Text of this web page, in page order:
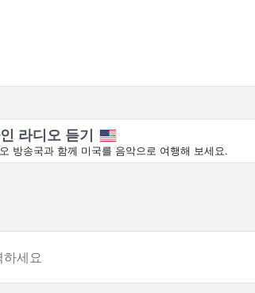
라디오 듣기
방송국과 함께 미국를 음악으로 여행해 보세요.